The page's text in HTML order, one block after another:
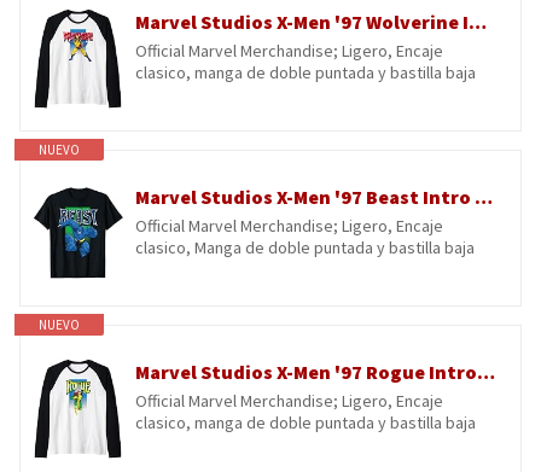
Marvel Studios X-Men '97 Wolverine Intro Pose & Logo Camiseta Manga Raglan
Official Marvel Merchandise; Ligero, Encaje
clasico, manga de doble puntada y bastilla baja
NUEVO
Marvel Studios X-Men '97 Beast Intro Pose & Logo Camiseta
Official Marvel Merchandise; Ligero, Encaje
clasico, Manga de doble puntada y bastilla baja
NUEVO
Marvel Studios X-Men '97 Rogue Intro Pose & Logo Camiseta Manga Raglan
Official Marvel Merchandise; Ligero, Encaje
clasico, manga de doble puntada y bastilla baja